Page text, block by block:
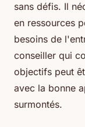
sans défis. Il
en ressources
besoins de
conseiller qui
objectifs peut
avec la bonne
surmontés.